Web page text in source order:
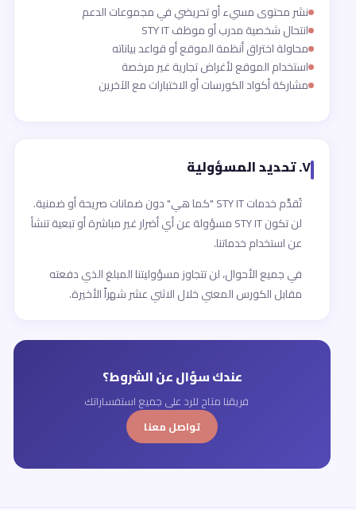
نشر محتوى مسيء أو تحريضي في مجموعات الدعم
انتحال شخصية مدرب أو موظف STY IT
محاولة اختراق أنظمة الموقع أو قواعد بياناته
استخدام الموقع لأغراض تجارية غير مرخصة
مشاركة أكواد الكورسات أو الاختبارات مع الآخرين
٧. تحديد المسؤولية
تُقدَّم خدمات STY IT "كما هي" دون ضمانات صريحة أو ضمنية.
لن تكون STY IT مسؤولة عن أي أضرار غير مباشرة أو تبعية تنشأ
عن استخدام خدماتنا.
في جميع الأحوال، لن تتجاوز مسؤوليتنا المبلغ الذي دفعته
مقابل الكورس المعني خلال الاثني عشر شهراً الأخيرة.
عندك سؤال عن الشروط؟
فريقنا متاح للرد على جميع استفساراتك
تواصل معنا